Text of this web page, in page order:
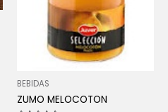
BEBIDAS
ZUMO MELOCOTON